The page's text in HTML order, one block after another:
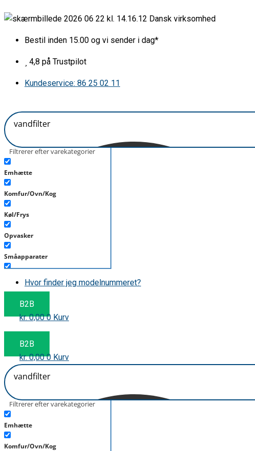
til
Dansk virksomhed
Bestil inden 15.00 og vi sender i dag*
4,8 på Trustpilot
Kundeservice: 86 25 02 11
Filtrerer efter varekategorier
Emhætte
Komfur/Ovn/Kog
Køl/Frys
Opvasker
Småapparater
Støvsuger
Tilbehør/Plejemidler
Vaskemaskine
Hvor finder jeg modelnummeret?
B2B
kr.0,00 0 Kurv
B2B
kr.0,00 0 Kurv
Filtrerer efter varekategorier
Emhætte
Komfur/Ovn/Kog